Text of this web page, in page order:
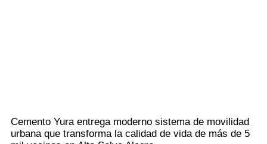
Cemento Yura entrega moderno sistema de movilidad
urbana que transforma la calidad de vida de más de 5